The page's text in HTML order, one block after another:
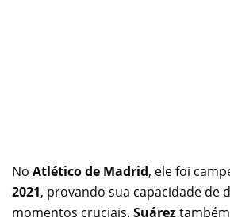
No Atlético de Madrid, ele foi
2021, provando sua capacidade de
momentos cruciais. Suárez